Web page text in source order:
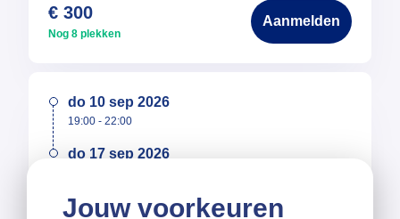
Jouw voorkeuren
€ 300
Nog 8 plekken
Aanmelden
do 10 sep 2026
19:00 - 22:00
do 17 sep 2026
Locatie
Sessies
Tijdsduur